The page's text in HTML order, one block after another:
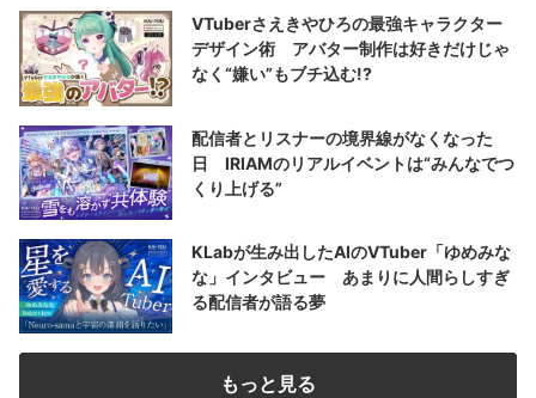
VTuberさえきやひろの最強キャラクター
デザイン術 アバター制作は好きだけじゃ
なく“嫌い”もブチ込む!?
配信者とリスナーの境界線がなくなった
日 IRIAMのリアルイベントは“みんなでつ
くり上げる”
KLabが生み出したAIのVTuber「ゆめみな
な」インタビュー あまりに人間らしすぎ
る配信者が語る夢
もっと見る